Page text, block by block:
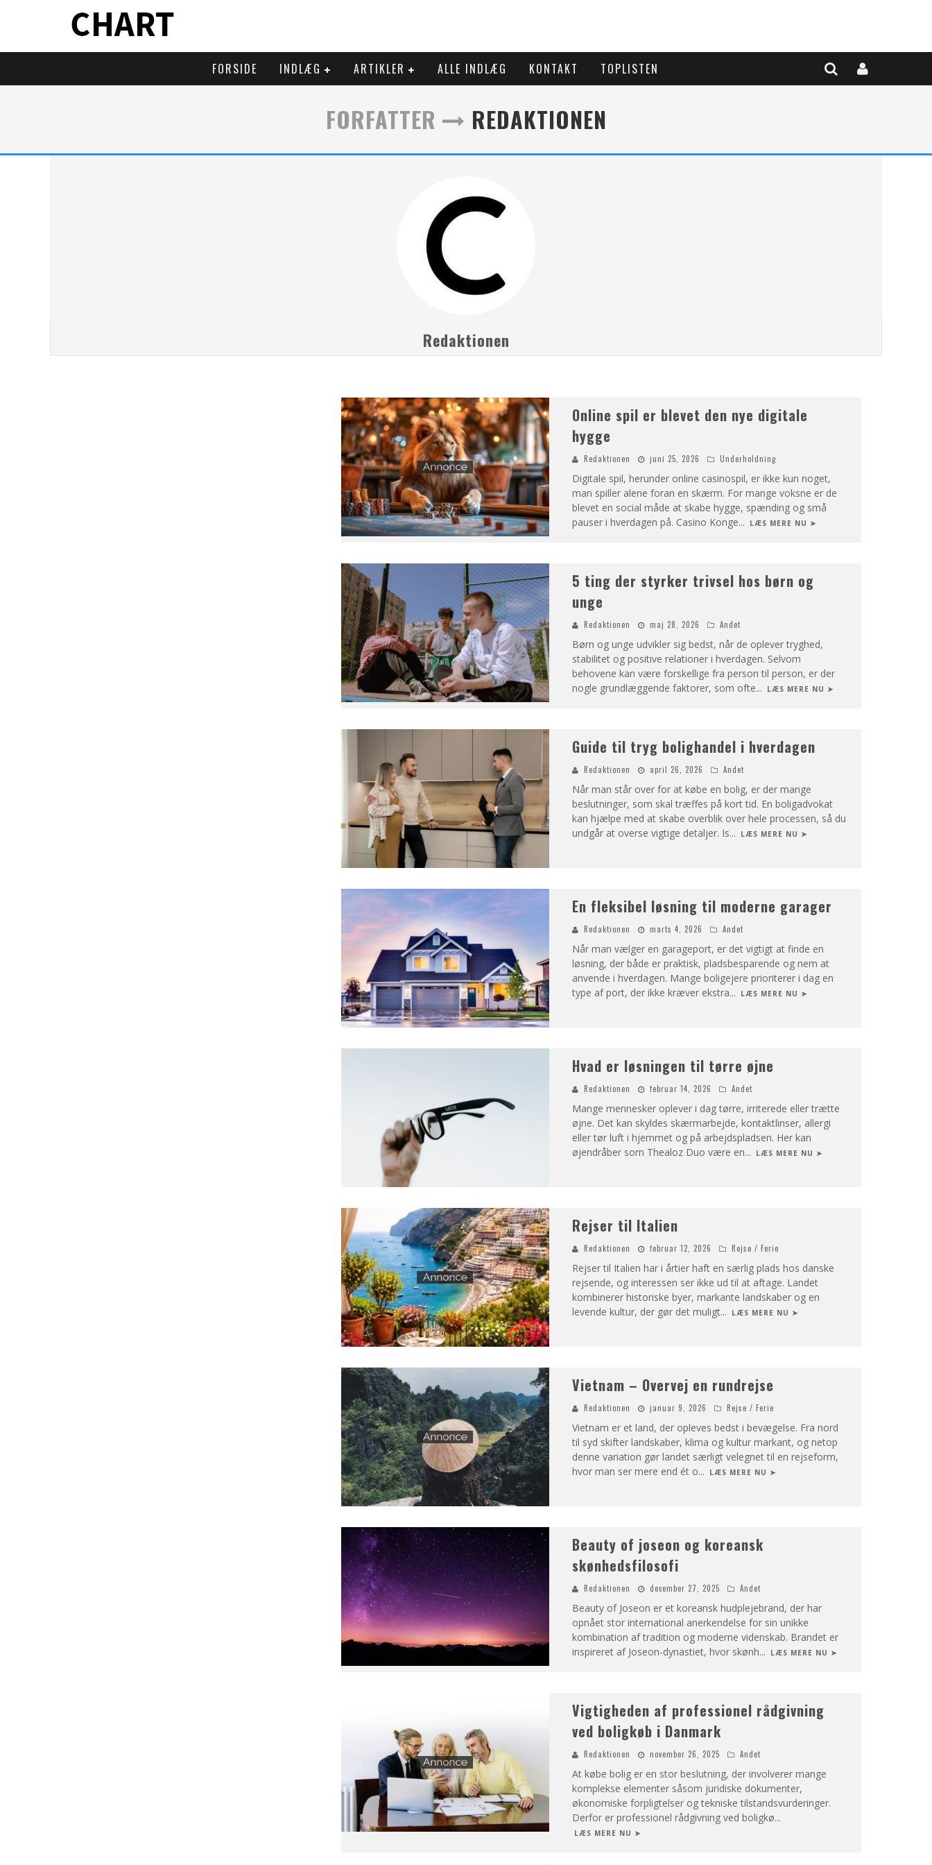
FORSIDE INDLÆG ARTIKLER ALLE INDLÆG KONTAKT TOPLISTEN
FORFATTER REDAKTIONEN
Redaktionen
Online spil er blevet den nye digitale
hygge
Redaktionen juni 25, 2026 Underholdning
Digitale spil, herunder online casinospil, er ikke kun noget,
man spiller alene foran en skærm. For mange voksne er de
blevet en social måde at skabe hygge, spænding og små
pauser i hverdagen på. Casino Konge... LÆS MERE NU ➤
5 ting der styrker trivsel hos børn og
unge
Redaktionen maj 28, 2026 Andet
Børn og unge udvikler sig bedst, når de oplever tryghed,
stabilitet og positive relationer i hverdagen. Selvom
behovene kan være forskellige fra person til person, er der
nogle grundlæggende faktorer, som ofte... LÆS MERE NU ➤
Guide til tryg bolighandel i hverdagen
Redaktionen april 26, 2026 Andet
Når man står over for at købe en bolig, er der mange
beslutninger, som skal træffes på kort tid. En boligadvokat
kan hjælpe med at skabe overblik over hele processen, så du
undgår at overse vigtige detaljer. Is... LÆS MERE NU ➤
En fleksibel løsning til moderne garager
Redaktionen marts 4, 2026 Andet
Når man vælger en garageport, er det vigtigt at finde en
løsning, der både er praktisk, pladsbesparende og nem at
anvende i hverdagen. Mange boligejere prioriterer i dag en
type af port, der ikke kræver ekstra... LÆS MERE NU ➤
Hvad er løsningen til tørre øjne
Redaktionen februar 14, 2026 Andet
Mange mennesker oplever i dag tørre, irriterede eller trætte
øjne. Det kan skyldes skærmarbejde, kontaktlinser, allergi
eller tør luft i hjemmet og på arbejdspladsen. Her kan
øjendråber som Thealoz Duo være en... LÆS MERE NU ➤
Rejser til Italien
Redaktionen februar 12, 2026 Rejse / Ferie
Rejser til Italien har i årtier haft en særlig plads hos danske
rejsende, og interessen ser ikke ud til at aftage. Landet
kombinerer historiske byer, markante landskaber og en
levende kultur, der gør det muligt... LÆS MERE NU ➤
Vietnam – Overvej en rundrejse
Redaktionen januar 9, 2026 Rejse / Ferie
Vietnam er et land, der opleves bedst i bevægelse. Fra nord
til syd skifter landskaber, klima og kultur markant, og netop
denne variation gør landet særligt velegnet til en rejseform,
hvor man ser mere end ét o... LÆS MERE NU ➤
Beauty of joseon og koreansk
skønhedsfilosofi
Redaktionen december 27, 2025 Andet
Beauty of Joseon er et koreansk hudplejebrand, der har
opnået stor international anerkendelse for sin unikke
kombination af tradition og moderne videnskab. Brandet er
inspireret af Joseon-dynastiet, hvor skønh... LÆS MERE NU ➤
Vigtigheden af professionel rådgivning
ved boligkøb i Danmark
Redaktionen november 26, 2025 Andet
At købe bolig er en stor beslutning, der involverer mange
komplekse elementer såsom juridiske dokumenter,
økonomiske forpligtelser og tekniske tilstandsvurderinger.
Derfor er professionel rådgivning ved boligkø...
LÆS MERE NU ➤